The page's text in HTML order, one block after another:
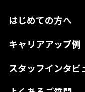
はじめての方へ
キャリアアップ例
スタッフインタビ
奈良県
和歌山県
島根県
山口県
高知県
徳島県